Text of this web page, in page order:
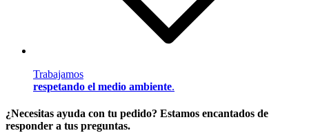
Trabajamos
respetando el medio ambiente.
¿Necesitas ayuda con tu pedido? Estamos encantados de
responder a tus preguntas.